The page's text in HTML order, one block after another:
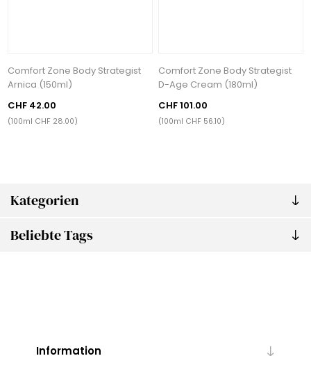
Kategorien
Beliebte Tags
Comfort Zone Body Strategist
Arnica (150ml)
CHF 42.00
(100ml CHF 28.00)
Comfort Zone Body Strategist
D-Age Cream (180ml)
CHF 101.00
(100ml CHF 56.10)
Information